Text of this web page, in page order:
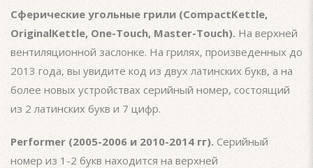
Сферические угольные грили (CompactKettle,
OriginalKettle, One-Touch, Master-Touch). На верхней
вентиляционной заслонке. На грилях, произведенных до
2013 года, вы увидите код из двух латинских букв, а на
более новых устройствах серийный номер, состоящий
из 2 латинских букв и 7 цифр.
Performer (2005-2006 и 2010-2014 гг). Серийный
номер из 1-2 букв находится на верхней